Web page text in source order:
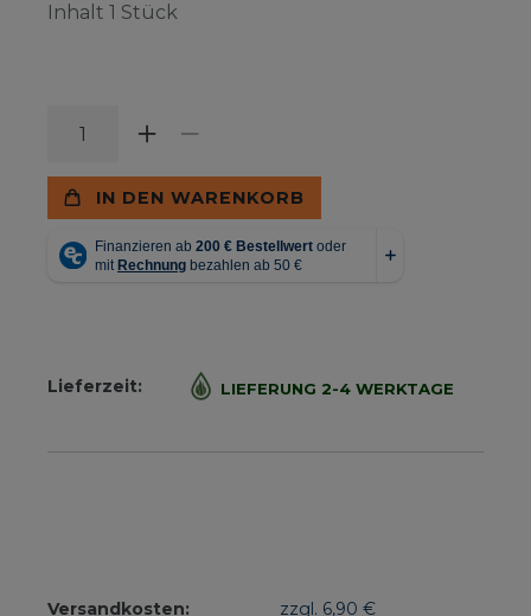
Inhalt 1 Stück
IN DEN WARENKORB
Lieferzeit: LIEFERUNG 2-4 WERKTAGE
Versandkosten:
zzgl. 6,90 €